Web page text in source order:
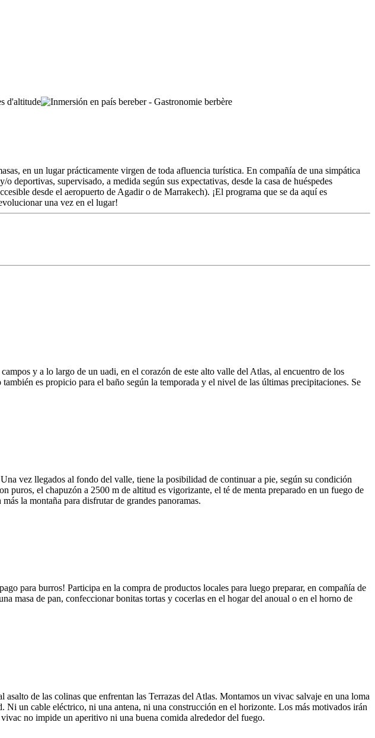
en un lugar prácticamente virgen de toda afluencia turística. En compañía de una simpática
supervisado, a medida según sus expectativas, desde la casa de huéspedes
desde el aeropuerto de Agadir o de Marrakech). ¡El programa que se da aquí es
una vez en el lugar!
y a lo largo de un uadi, en el corazón de este alto valle del Atlas, al encuentro de los
es propicio para el baño según la temporada y el nivel de las últimas precipitaciones. Se
vez llegados al fondo del valle, tiene la posibilidad de continuar a pie, según su condición
puros, el chapuzón a 2500 m de altitud es vigorizante, el té de menta preparado en un fuego de
la montaña para disfrutar de grandes panoramas.
para burros! Participa en la compra de productos locales para luego preparar, en compañía de
masa de pan, confeccionar bonitas tortas y cocerlas en el hogar del anoual o en el horno de
de las colinas que enfrentan las Terrazas del Atlas. Montamos un vivac salvaje en una loma
Ni un cable eléctrico, ni una antena, ni una construcción en el horizonte. Los más motivados irán
no impide un aperitivo ni una buena comida alrededor del fuego.